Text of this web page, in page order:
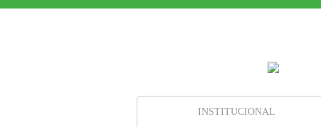
INSTITUCIONAL